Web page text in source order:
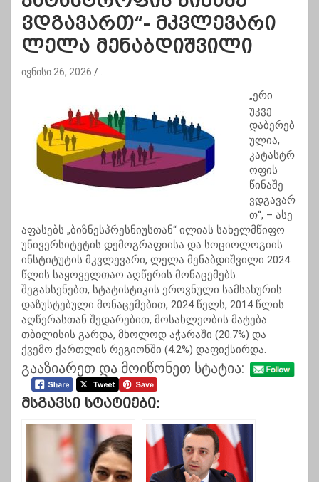
ვდგავართ“- მკვლევარი
ლელა მენაბდიშვილი
ივნისი 26, 2026
„ერი
უკვე
დაბერებ
ულია,
კატასტრ
ოფის
წინაშე
ვდგავარ
თ“, – ასე
აფასებს „ბიზნესპრესნიუსთან“ ილიას სახელმწიფო
უნივერსიტეტის დემოგრაფიისა და სოციოლოგიის
ინსტიტუტის მკვლევარი, ლელა მენაბდიშვილი 2024
წლის საყოველთაო აღწერის მონაცემებს.
შეგახსენებთ, სტატისტიკის ეროვნული სამსახურის
დაზუსტებული მონაცემებით, 2024 წელს, 2014 წლის
აღწერასთან შედარებით, მოსახლეობის მატება
თბილისის გარდა, მხოლოდ აჭარაში (20.7%) და
ქვემო ქართლის რეგიონში (4.2%) დაფიქსირდა.
გააზიარეთ და მოიწონეთ სტატია:
Მსგავსი Სტატიები: